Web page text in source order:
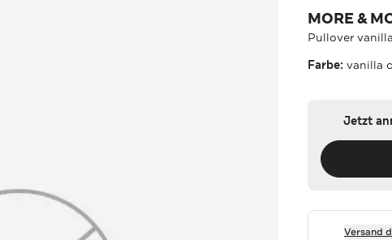
MORE &
Pullover
Farbe:vanilla
Jetzt
Versand